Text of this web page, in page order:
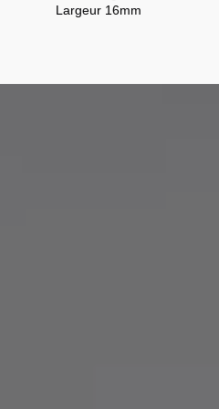
Largeur 16mm